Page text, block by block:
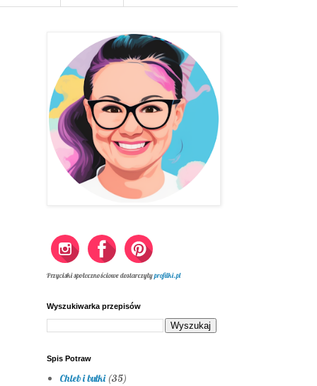
Przyciski społecznościowe dostarczyłyprofilki.pl
Wyszukiwarka przepisów
Spis Potraw
Chleb i bułki (35)